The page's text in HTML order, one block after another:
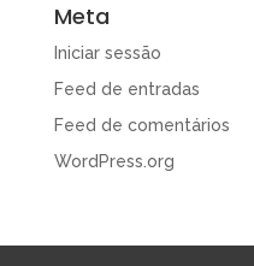
Meta
Iniciar sessão
Feed de entradas
Feed de comentários
WordPress.org